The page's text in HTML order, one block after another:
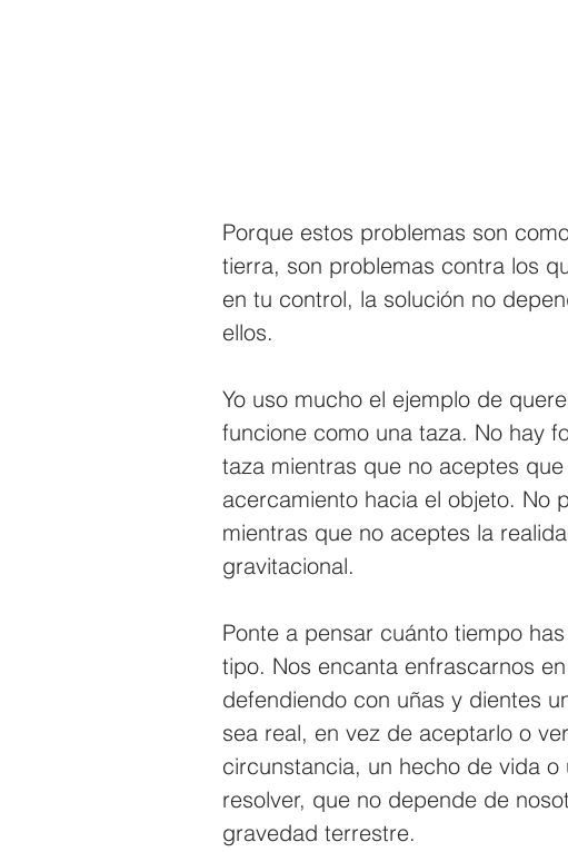
Porque estos problemas son
tierra, son problemas contra los
en tu control, la solución no
ellos.
Yo uso mucho el ejemplo de
funcione como una taza. No hay
taza mientras que no aceptes
acercamiento hacia el objeto. No
mientras que no aceptes la
gravitacional.
Ponte a pensar cuánto tiempo
tipo. Nos encanta enfrascarnos
defendiendo con uñas y dientes
sea real, en vez de aceptarlo o
circunstancia, un hecho de vida
resolver, que no depende de
gravedad terrestre.